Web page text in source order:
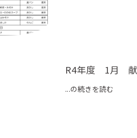
R4年度 1月
...の続きを読む